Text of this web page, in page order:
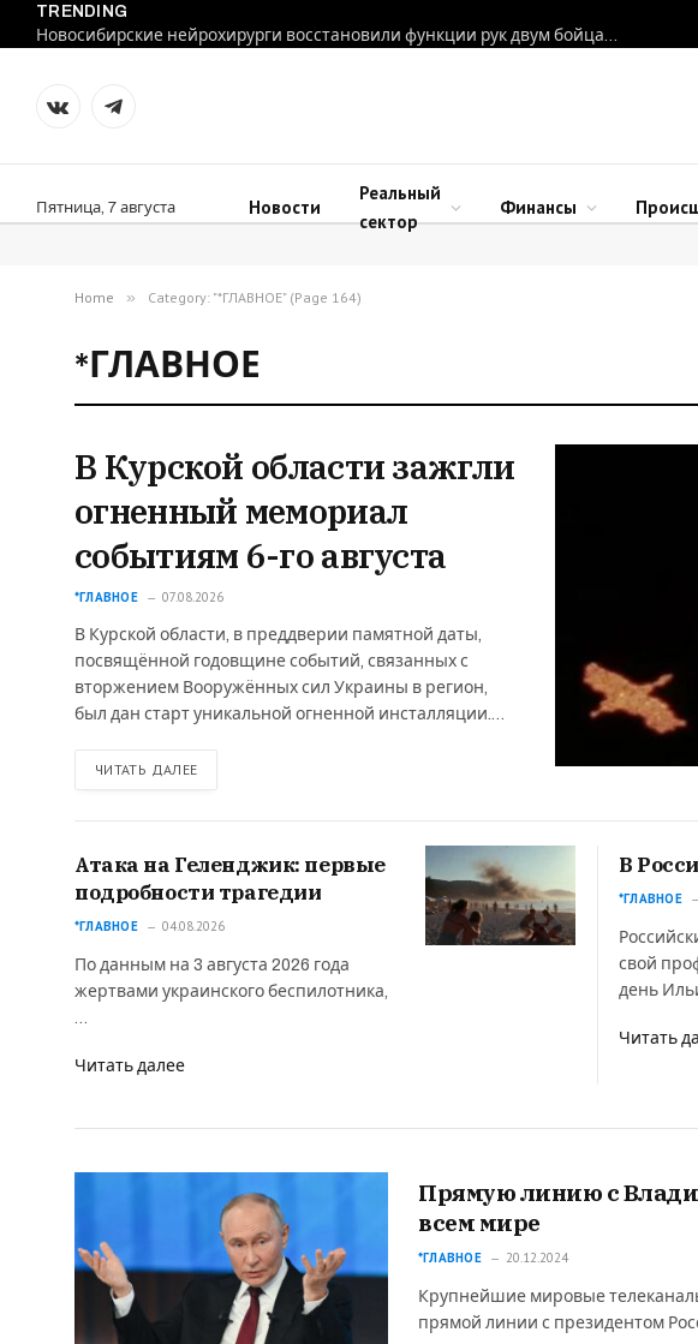
TRENDING
Новосибирские нейрохирурги восстановили функции рук двум бойцам после минно-взрывных травм
VKontakteTelegram
Пятница, 7 августа Новости
Реальный
сектор
Финансы
Home » Category: "*ГЛАВНОЕ" (Page 164)
*ГЛАВНОЕ
В Курской области зажгли
огненный мемориал
событиям 6-го августа
*ГЛАВНОЕ 07.08.2026
В Курской области, в преддверии памятной даты,
посвящённой годовщине событий, связанных с
вторжением Вооружённых сил Украины в регион,
был дан старт уникальной огненной инсталляции.…
ЧИТАТЬ ДАЛЕЕ
Атака на Геленджик: первые
подробности трагедии
*ГЛАВНОЕ 04.08.2026
По данным на 3 августа 2026 года
жертвами украинского беспилотника,
…
Читать далее
В
*ГЛАВНОЕ
свой
день
Читать
Прямую линию с
всем мире
*ГЛАВНОЕ 20.12.2024
Крупнейшие мировые
прямой линии с президентом